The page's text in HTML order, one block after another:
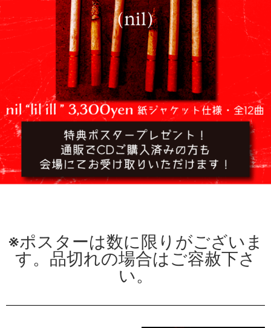
※ポスターは数に限りがございま
す。品切れの場合はご容赦下さ
い。